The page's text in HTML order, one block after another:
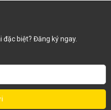
biệt? Đăng ký ngay.